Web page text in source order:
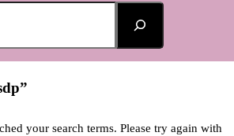
your search terms. Please try again with